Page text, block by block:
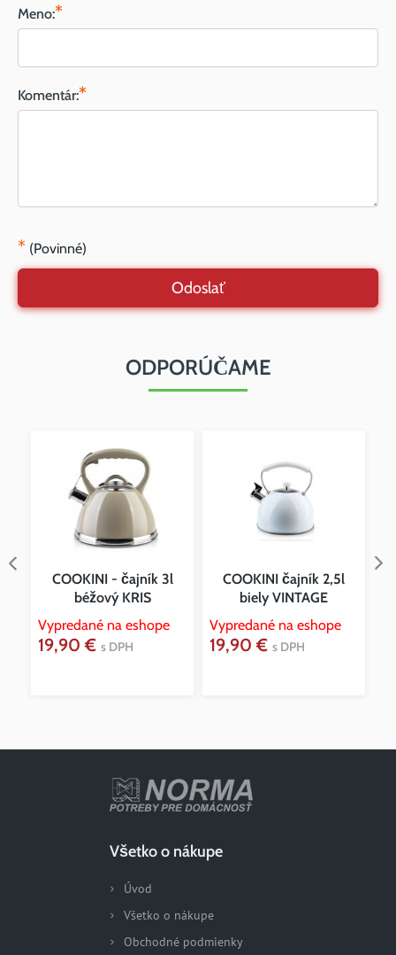
Meno:*
Komentár:*
* (Povinné)
Odoslať
ODPORÚČAME
COOKINI - čajník 3l
béžový KRIS
Vypredané na eshope
19,90 € s DPH
COOKINI čajník 2,5l
biely VINTAGE
Vypredané na eshope
19,90 € s DPH
Všetko o nákupe
Úvod
Všetko o nákupe
Obchodné podmienky